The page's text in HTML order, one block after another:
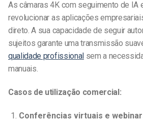
As câmaras 4K com seguimento de IA
revolucionar as aplicações
direto. A sua capacidade de seguir
sujeitos garante uma transmissão
qualidade profissional sem a
manuais.
Casos de utilização comercial:
Conferências virtuais e